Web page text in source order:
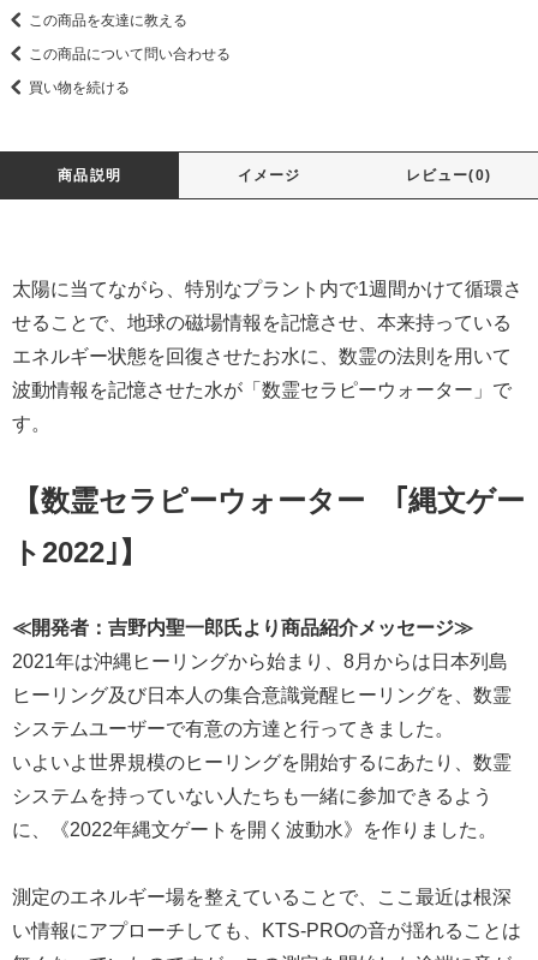
この商品を友達に教える
この商品について問い合わせる
買い物を続ける
商品説明 イメージ レビュー(0)
太陽に当てながら、特別なプラント内で1週間かけて循環さ
せることで、地球の磁場情報を記憶させ、本来持っている
エネルギー状態を回復させたお水に、数霊の法則を用いて
波動情報を記憶させた水が「数霊セラピーウォーター」で
す。
【数霊セラピーウォーター ｢縄文ゲー
ト2022｣】
≪開発者：吉野内聖一郎氏より商品紹介メッセージ≫
2021年は沖縄ヒーリングから始まり、8月からは日本列島
ヒーリング及び日本人の集合意識覚醒ヒーリングを、数霊
システムユーザーで有意の方達と行ってきました。
いよいよ世界規模のヒーリングを開始するにあたり、数霊
システムを持っていない人たちも一緒に参加できるよう
に、《2022年縄文ゲートを開く波動水》を作りました。
測定のエネルギー場を整えていることで、ここ最近は根深
い情報にアプローチしても、KTS-PROの音が揺れることは